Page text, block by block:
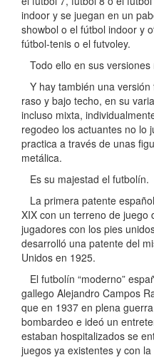
indoor y se juegan en un
showbol o el fútbol indoor y
fútbol-tenis o el futvoley.
Todo ello en sus
Y hay también una
raso y bajo techo, en su
incluso mixta,
regodeo los actuantes no lo
practica a través de unas
metálica.
Es su majestad el futbolín.
La primera patente
XIX con un terreno de juego
jugadores con los pies
desarrolló una patente del
Unidos en 1925.
El futbolín “moderno”
gallego Alejandro Campos
que en 1937 en plena
bombardeo e ideó un
estaban hospitalizados se
juegos ya existentes y con